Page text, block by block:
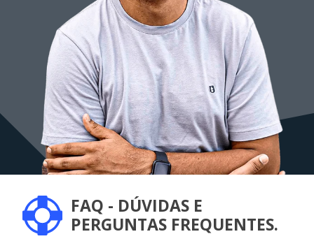
FAQ - DÚVIDAS E
PERGUNTAS FREQUENTES.